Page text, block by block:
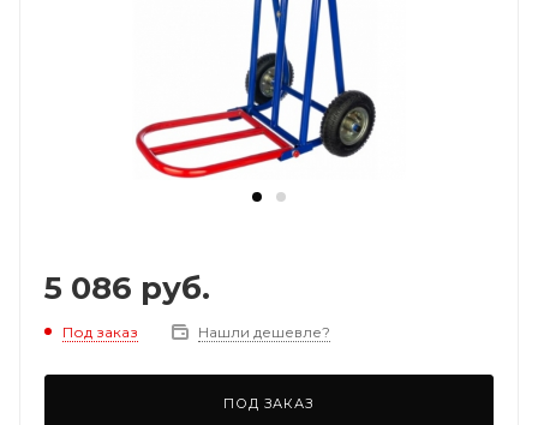
5 086 руб.
Под заказ Нашли дешевле?
ПОД ЗАКАЗ